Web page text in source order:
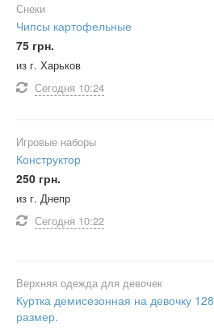
Снеки
Чипсы картофельные
75 грн.
из г. Харьков
Сегодня 10:24
Игровые наборы
Конструктор
250 грн.
из г. Днепр
Сегодня 10:22
Верхняя одежда для девочек
Куртка демисезонная на девочку 128
размер.